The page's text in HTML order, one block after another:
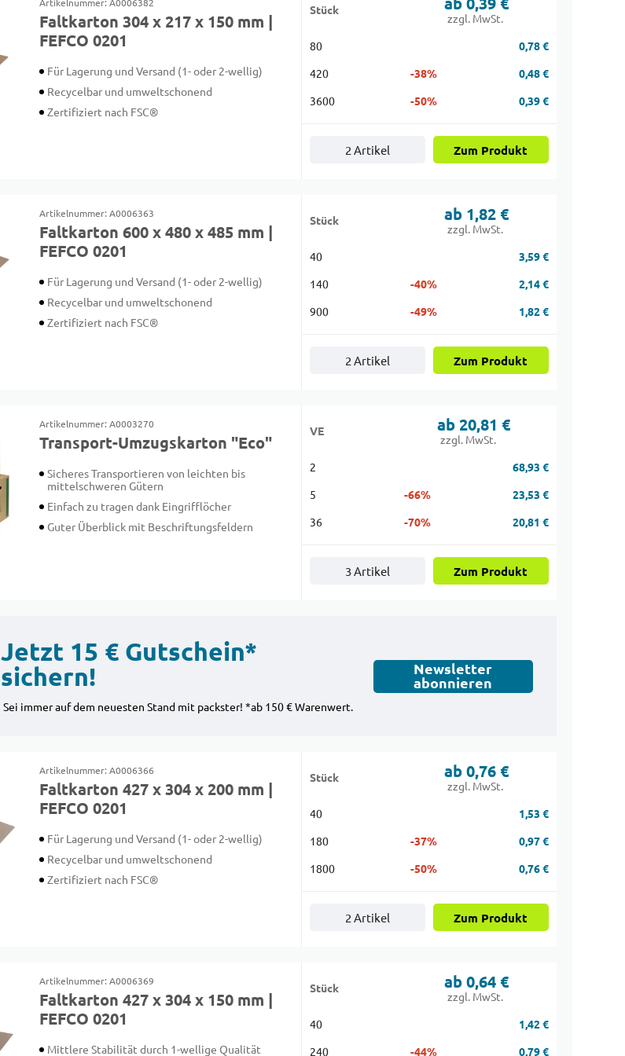
Artikelnummer: A0006382
Faltkarton 304 x 217 x 150 mm |
FEFCO 0201
Für Lagerung und Versand (1- oder 2-wellig)
Recycelbar und umweltschonend
Zertifiziert nach FSC®
Stück ab 0,39 €
zzgl. MwSt.
80 0,78 €
420 -38% 0,48 €
3600 -50% 0,39 €
2 Artikel Zum Produkt
Artikelnummer: A0006363
Faltkarton 600 x 480 x 485 mm |
FEFCO 0201
Für Lagerung und Versand (1- oder 2-wellig)
Recycelbar und umweltschonend
Zertifiziert nach FSC®
Stück ab 1,82 €
zzgl. MwSt.
40 3,59 €
140 -40% 2,14 €
900 -49% 1,82 €
2 Artikel Zum Produkt
Artikelnummer: A0003270
Transport-Umzugskarton "Eco"
Sicheres Transportieren von leichten bis
mittelschweren Gütern
Einfach zu tragen dank Eingrifflöcher
Guter Überblick mit Beschriftungsfeldern
VE ab 20,81 €
zzgl. MwSt.
2 68,93 €
5 -66% 23,53 €
36 -70% 20,81 €
3 Artikel Zum Produkt
Jetzt 15 € Gutschein*
sichern!
Sei immer auf dem neuesten Stand mit packster! *ab 150 € Warenwert.
Newsletter
abonnieren
Artikelnummer: A0006366
Faltkarton 427 x 304 x 200 mm |
FEFCO 0201
Für Lagerung und Versand (1- oder 2-wellig)
Recycelbar und umweltschonend
Zertifiziert nach FSC®
Stück ab 0,76 €
zzgl. MwSt.
40 1,53 €
180 -37% 0,97 €
1800 -50% 0,76 €
2 Artikel Zum Produkt
Artikelnummer: A0006369
Faltkarton 427 x 304 x 150 mm |
FEFCO 0201
Mittlere Stabilität durch 1-wellige Qualität
Stück ab 0,64 €
zzgl. MwSt.
40 1,42 €
240 -44% 0,79 €